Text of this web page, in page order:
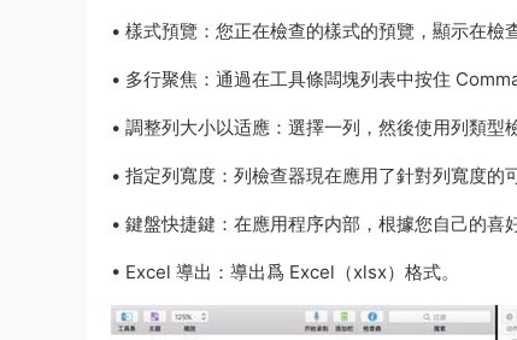
• 樣式預覽：您正在檢查的樣式的預覽，顯示在檢
• 多行聚焦：通過在工具條闆塊列表中按住
• 調整列大小以适應：選擇一列，然後使用列類型
• 指定列寬度：列檢查器現在應用了針對列寬度的
• 鍵盤快捷鍵：在應用程序内部，根據您自己的喜
• Excel 導出：導出爲 Excel（xlsx）格式。